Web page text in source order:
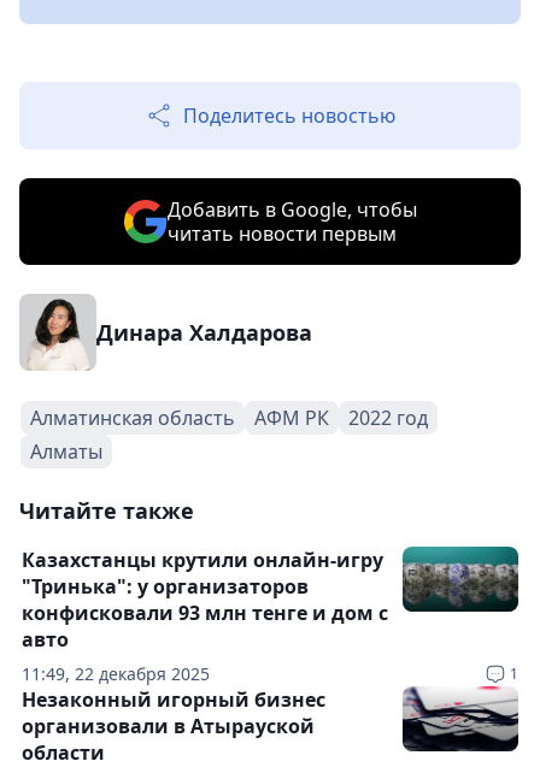
Поделитесь новостью
Добавить в Google, чтобы
читать новости первым
Динара Халдарова
Алматинская область АФМ РК
2022 год
Алматы
Читайте также
11:49, 22 декабря 2025 1
Казахстанцы крутили онлайн-игру
"Тринька": у организаторов
конфисковали 93 млн тенге и дом с
авто
Незаконный игорный бизнес
организовали в Атырауской
области